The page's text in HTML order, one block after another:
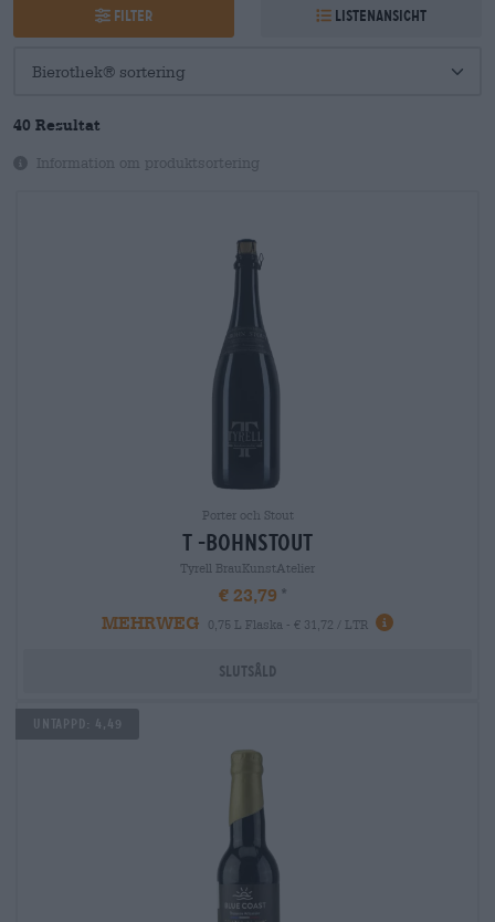
Filter Listenansicht
40 Resultat
Information om produktsortering
Porter och Stout
t -bohnstout
Tyrell BrauKunstAtelier
€ 23,79
MEHRWEG
0,75 L Flaska - € 31,72 / LTR
Slutsåld
Untappd: 4,49